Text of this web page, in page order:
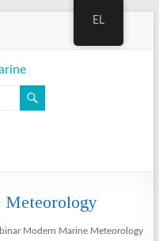
Modern Marine Meteorology
EL